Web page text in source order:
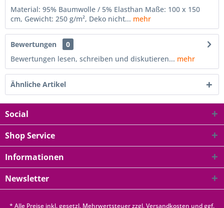
Material: 95% Baumwolle / 5% Elasthan Maße: 100 x 150
cm, Gewicht: 250 g/m², Deko nicht... mehr
Bewertungen
0
Bewertungen lesen, schreiben und diskutieren... mehr
Ähnliche Artikel
Social
Shop Service
Informationen
Newsletter
* Alle Preise inkl. gesetzl. Mehrwertsteuer zzgl.Versandkosten und ggf.